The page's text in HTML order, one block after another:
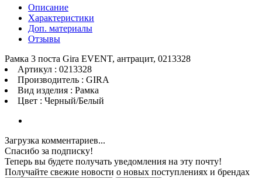
Описание
Характеристики
Доп. материалы
Отзывы
Рамка 3 поста Gira EVENT, антрацит, 0213328
Артикул : 0213328
Производитель : GIRA
Вид изделия : Рамка
Цвет : Черный/Белый
Загрузка комментариев...
Спасибо за подписку!
Теперь вы будете получать уведомления на эту почту!
Получайте свежие новости о новых поступлениях и брендах